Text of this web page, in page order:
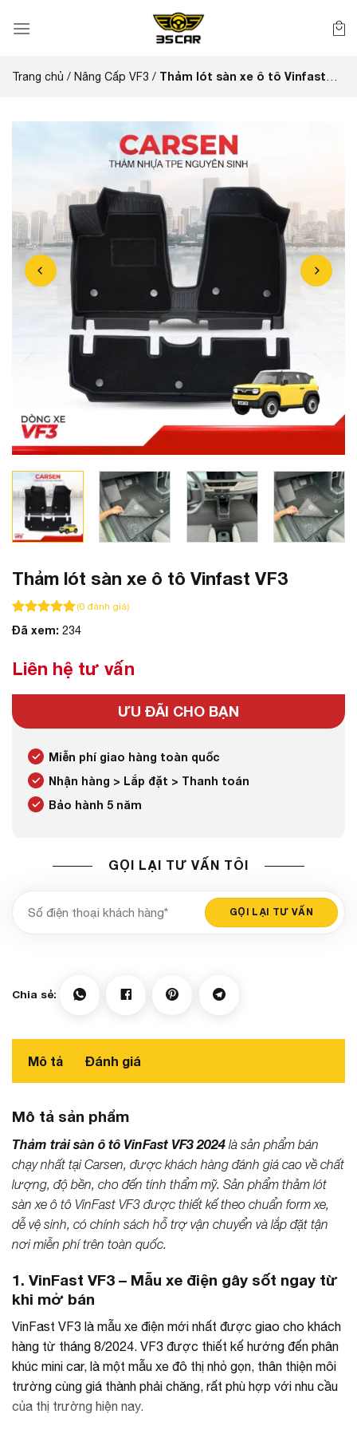
qua
dung
Trang chủ / Nâng Cấp VF3 / Thảm lót sàn xe ô tô Vinfast
Thảm lót sàn xe ô tô Vinfast VF3
100 trên 5 dựa trên
100
(0đánh giá)
Đã xem: 234
Liên hệ tư vấn
ƯU ĐÃI CHO BẠN
Miễn phí giao hàng toàn quốc
Nhận hàng > Lắp đặt > Thanh toán
Bảo hành 5 năm
GỌI LẠI TƯ VẤN TÔI
Mô tả Đánh giá
Mô tả sản phẩm
Thảm trải sàn ô tô VinFast VF3 2024 là sản phẩm bán
chạy nhất tại Carsen, được khách hàng đánh giá cao về chất
lượng, độ bền, cho đến tính thẩm mỹ. Sản phẩm thảm lót
sàn xe ô tô VinFast VF3 được thiết kế theo chuẩn form xe,
dễ vệ sinh, có chính sách hỗ trợ vận chuyển và lắp đặt tận
nơi miễn phí trên toàn quốc.
1. VinFast VF3 – Mẫu xe điện gây sốt ngay từ
khi mở bán
VinFast VF3 là mẫu xe điện mới nhất được giao cho khách
hàng từ tháng 8/2024. VF3 được thiết kế hướng đến phân
khúc mini car, là một mẫu xe đô thị nhỏ gọn, thân thiện môi
trường cùng giá thành phải chăng, rất phù hợp với nhu cầu
của thị trường hiện nay.